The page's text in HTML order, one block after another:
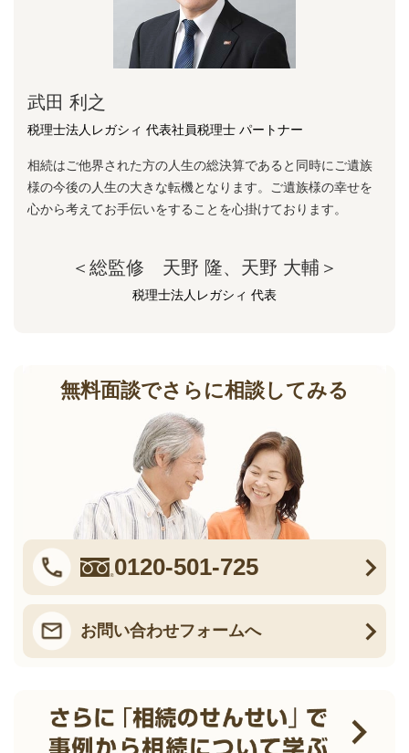
武田 利之
税理士法人レガシィ 代表社員税理士 パートナー
相続はご他界された方の人生の総決算であると同時にご遺族
様の今後の人生の大きな転機となります。ご遺族様の幸せを
心から考えてお手伝いをすることを心掛けております。
＜総監修 天野 隆、天野 大輔＞
税理士法人レガシィ 代表
無料面談でさらに相談してみる
0120-501-725
お問い合わせフォームへ